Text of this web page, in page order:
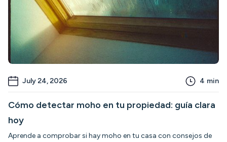
July 24, 2026 4 min
Cómo detectar moho en tu propiedad: guía clara
hoy
Aprende a comprobar si hay moho en tu casa con consejos de